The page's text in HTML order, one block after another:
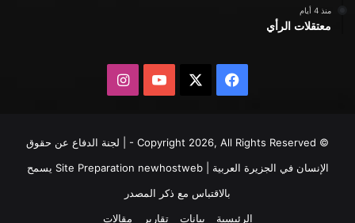
منذ 4 أيام
معتقلات الرأي
فيسبوك يوتيوبانستقرام
© Copyright 2026, All Rights Reserved - | لجنة الدفاع عن حقوق
الإنسان في الجزيرة العربية | Site Preparationnewhostweb
يسمح
بالاقتباس مع ذكر المصدر
الرئيسية
بيانات تقارير مقالات